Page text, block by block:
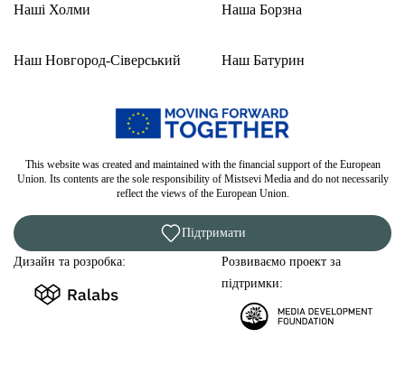
Наші Холми
Наш Новгород-Сіверський
Наша Борзна
Наш Батурин
This website was created and maintained with the financial support of the European
Union. Its contents are the sole responsibility of Mistsevi Media and do not necessarily
reflect the views of the European Union.
Підтримати
Дизайн та розробка:
Розвиваємо проект за
підтримки: